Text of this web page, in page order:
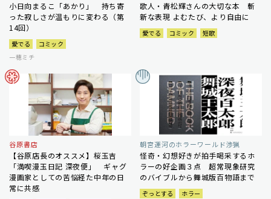
小日向まるこ「あかり」 持ち寄
った寂しさが温もりに変わる（第
14回）
愛でる
コミック
一穂ミチ
歌人・青松輝さんの大切な本 斬
新な表現 よむたび、より自由に
愛でる コミック 短歌
谷原書店
【谷原店長のオススメ】桜玉吉
「満喫漫玉日記 深夜便」 ギャグ
漫画家としての苦悩経た中年の日
常に共感
朝宮運河のホラーワールド渉猟
怪奇・幻想好きが拍手喝采するホ
ラーの好企画３点 超常現象研究
のバイブルから舞城版百物語まで
ぞっとする
ホラー